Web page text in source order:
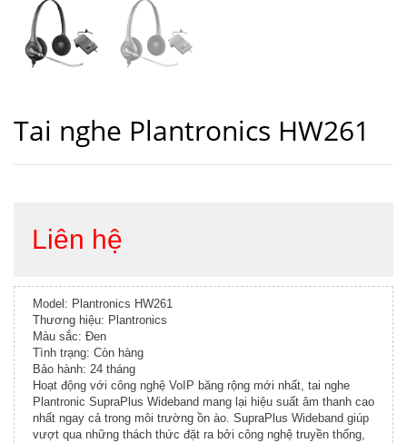
Tai nghe Plantronics HW261
Liên hệ
Model: Plantronics HW261
Thương hiệu: Plantronics
Màu sắc: Đen
Tình trạng: Còn hàng
Bảo hành: 24 tháng
Hoạt động với công nghệ VoIP băng rộng mới nhất, tai nghe
Plantronic SupraPlus Wideband mang lại hiệu suất âm thanh cao
nhất ngay cả trong môi trường ồn ào. SupraPlus Wideband giúp
vượt qua những thách thức đặt ra bởi công nghệ truyền thống,